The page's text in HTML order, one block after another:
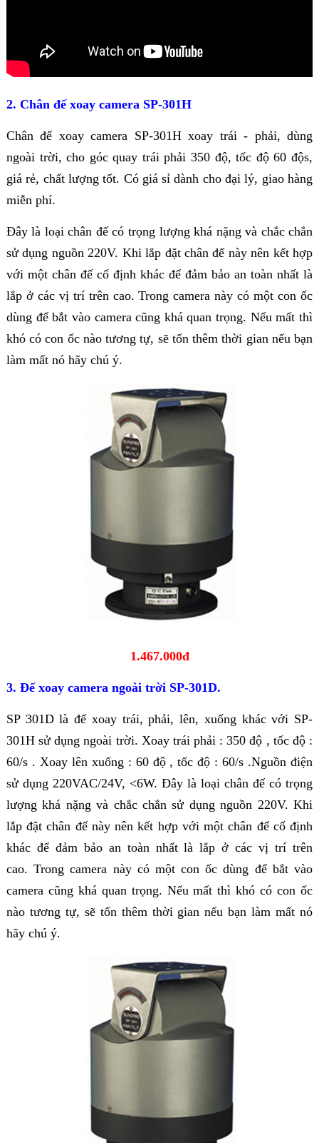
2. Chân đế xoay camera SP-301H
Chân đế xoay camera SP-301H xoay trái - phải, dùng
ngoài trời, cho góc quay trái phải 350 độ, tốc độ 60 độs,
giá rẻ, chất lượng tốt. Có giá sỉ dành cho đại lý, giao hàng
miễn phí.
Đây là loại chân đế có trọng lượng khá nặng và chắc chắn
sử dụng nguồn 220V. Khi lắp đặt chân đế này nên kết hợp
với một chân đế cố định khác để đảm bảo an toàn nhất là
lắp ở các vị trí trên cao.Trong camera này có một con ốc
dùng để bắt vào camera cũng khá quan trọng. Nếu mất thì
khó có con ốc nào tương tự, sẽ tốn thêm thời gian nếu bạn
làm mất nó hãy chú ý.
1.467.000đ
3. Đế xoay camera ngoài trời SP-301D.
SP 301D là đế xoay trái, phải, lên, xuống khác với SP-
301H sử dụng ngoài trời. Xoay trái phải : 350 độ , tốc độ :
60/s . Xoay lên xuống : 60 độ , tốc độ : 60/s .Nguồn điện
sử dụng 220VAC/24V, <6W. Đây là loại chân đế có trọng
lượng khá nặng và chắc chắn sử dụng nguồn 220V. Khi
lắp đặt chân đế này nên kết hợp với một chân đế cố định
khác để đảm bảo an toàn nhất là lắp ở các vị trí trên
cao.Trong camera này có một con ốc dùng để bắt vào
camera cũng khá quan trọng. Nếu mất thì khó có con ốc
nào tương tự, sẽ tốn thêm thời gian nếu bạn làm mất nó
hãy chú ý.